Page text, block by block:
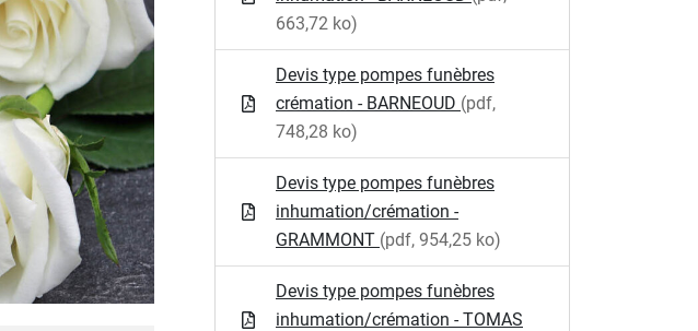
663,72 ko)
Devis type pompes funèbres
crémation - BARNEOUD (pdf,
748,28 ko)
Devis type pompes funèbres
inhumation/crémation -
GRAMMONT (pdf, 954,25 ko)
Devis type pompes funèbres
inhumation/crémation - TOMAS